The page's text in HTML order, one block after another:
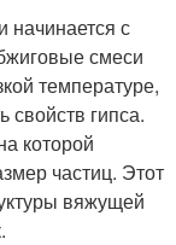
начинается с
смеси
температуре,
свойств гипса.
которой
частиц. Этот
вяжущей